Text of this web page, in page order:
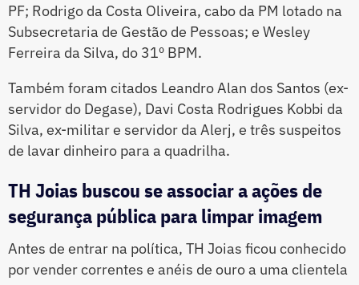
PF; Rodrigo da Costa Oliveira, cabo da PM lotado na
Subsecretaria de Gestão de Pessoas; e Wesley
Ferreira da Silva, do 31º BPM.
Também foram citados Leandro Alan dos Santos (ex-
servidor do Degase), Davi Costa Rodrigues Kobbi da
Silva, ex-militar e servidor da Alerj, e três suspeitos
de lavar dinheiro para a quadrilha.
TH Joias buscou se associar a ações de
segurança pública para limpar imagem
Antes de entrar na política, TH Joias ficou conhecido
por vender correntes e anéis de ouro a uma clientela